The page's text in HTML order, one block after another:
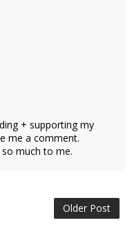
+ supporting my
me a comment.
much to me.
Older Post